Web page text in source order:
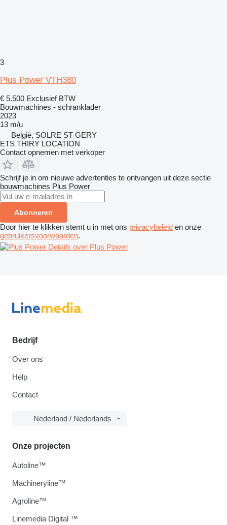
3
Plus Power VTH380
€ 5.500 Exclusief BTW
Bouwmachines - schranklader
2023
13 m/u
België, SOLRE ST GERY
ETS THIRY LOCATION
Contact opnemen met verkoper
Schrijf je in om nieuwe advertenties te ontvangen uit deze sectie
bouwmachines Plus Power
Abonneren
Door hier te klikken stemt u in met ons privacybeleid en onze
gebruikersvoorwaarden.
Details over Plus Power
Bedrijf
Over ons
Help
Contact
Nederland / Nederlands
Onze projecten
Autoline™
Machineryline™
Agroline™
Linemedia Digital ™